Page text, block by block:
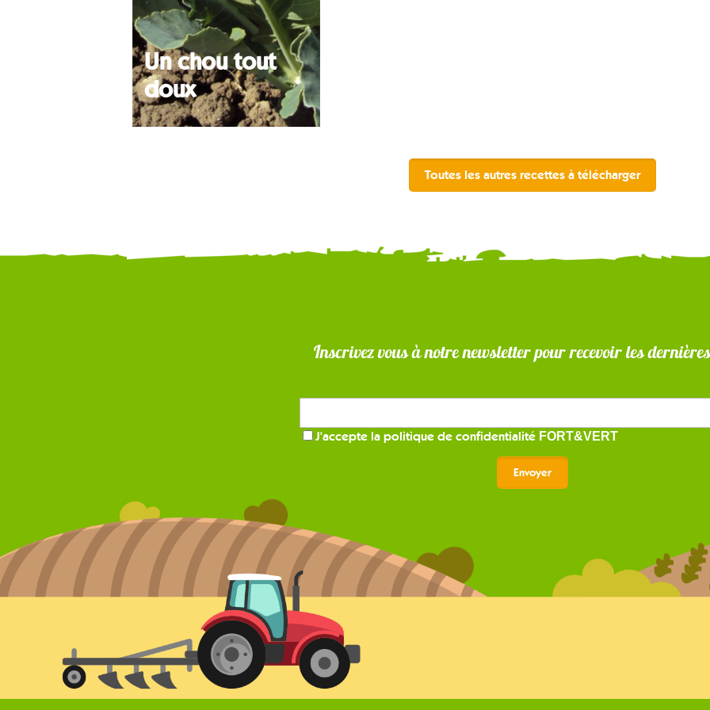
Un chou tout
doux
Toutes les autres recettes à télécharger
Inscrivez vous à notre newsletter pour recevoir les
J'accepte la politique de confidentialité FORT&VERT